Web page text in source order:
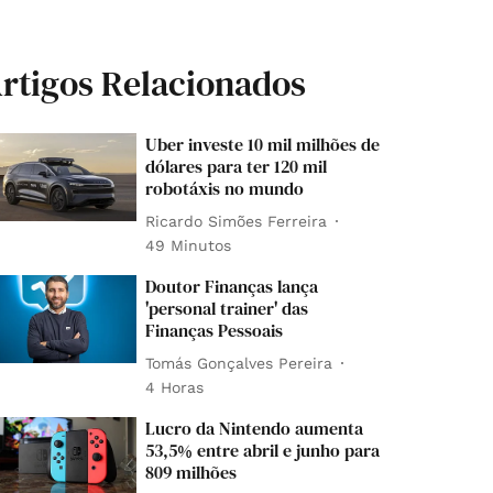
Relacionados
Uber investe 10 mil milhões de
dólares para ter 120 mil
robotáxis no mundo
Ricardo Simões Ferreira
49 Minutos
Doutor Finanças lança
'personal trainer' das
Finanças Pessoais
Tomás Gonçalves Pereira
4 Horas
Lucro da Nintendo aumenta
53,5% entre abril e junho para
809 milhões